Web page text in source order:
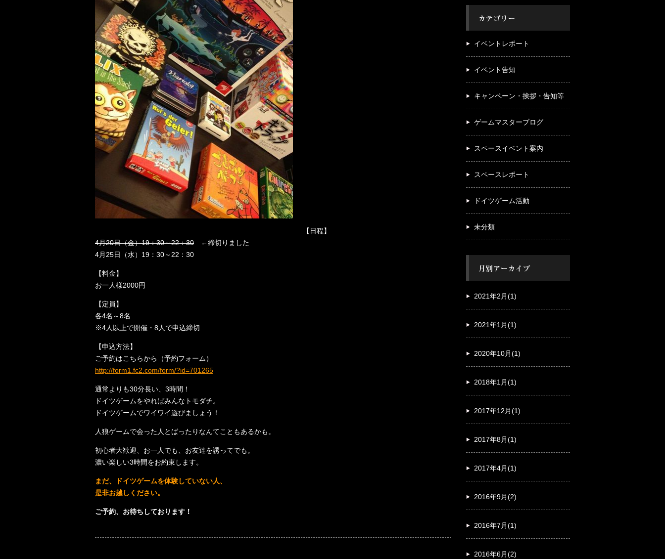
【日程】
4月20日（金）19：30～22：30
←締切りました
4月25日（水）19：30～22：30
【料金】
お一人様2000円
【定員】
各4名～8名
※4人以上で開催・8人で申込締切
【申込方法】
ご予約はこちらから（予約フォーム）
http://form1.fc2.com/form/?id=701265
通常よりも30分長い、3時間！
ドイツゲームをやればみんなトモダチ。
ドイツゲームでワイワイ遊びましょう！
人狼ゲームで会った人とばったりなんてこともあるかも。
初心者大歓迎、お一人でも、お友達を誘ってでも。
濃い楽しい3時間をお約束します。
まだ、ドイツゲームを体験していない人、
是非お越しください。
ご予約、お待ちしております！
イベントレポート
イベント告知
キャンペーン・挨拶・告知等
ゲームマスターブログ
スペースイベント案内
スペースレポート
ドイツゲーム活動
未分類
2021年2月(1)
2021年1月(1)
2020年10月(1)
2018年1月(1)
2017年12月(1)
2017年8月(1)
2017年4月(1)
2016年9月(2)
2016年7月(1)
2016年6月(2)